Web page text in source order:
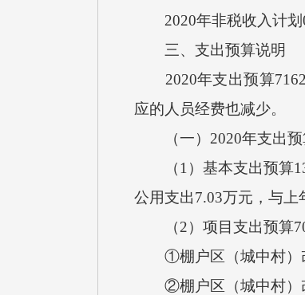
2020年非税收入计划0
三、支出预算说明
2020年支出预算
应的人员经费也减少。
（一）2020年支出预
（1）基本支出预算
公用支出7.03万元，与上
（2）项目支出预算
①棚户区（城中村）改
②棚户区（城中村）改